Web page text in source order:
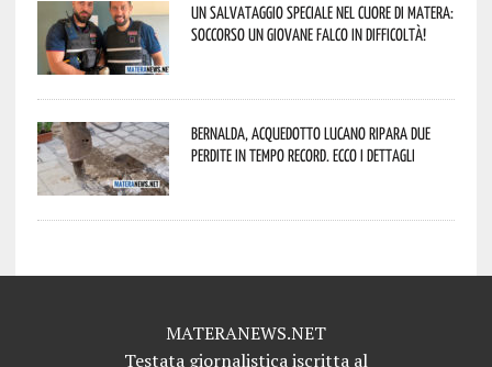
Un salvataggio speciale nel cuore di Matera:
soccorso un giovane falco in difficoltà!
Bernalda, Acquedotto Lucano ripara due
perdite in tempo record. Ecco i dettagli
MATERANEWS.NET
Testata giornalistica iscritta al